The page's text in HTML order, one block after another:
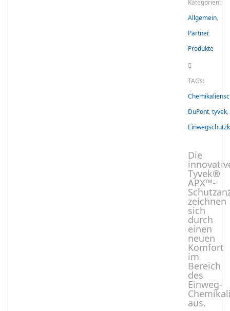
Kategorien:
Allgemein,
Partner,
Produkte
TAGs:
DuPont, tyvek,
Die
Tyvek®
APX™-
zeichnen
sich
durch
einen
neuen
Komfort
im
Bereich
des
Einweg-
aus.